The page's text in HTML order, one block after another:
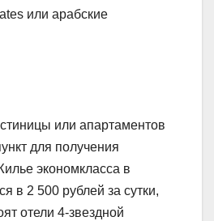
или арабские
или апартаментов
для получения
экономкласса в
в 2 500 рублей за сутки,
отели 4-звездной